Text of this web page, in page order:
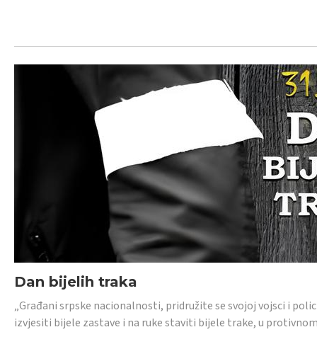
Dan bijelih traka
„Građani srpske nacionalnosti, pridružite se svojoj vojsci i
izvjesiti bijele zastave i na ruke staviti bijele trake, u